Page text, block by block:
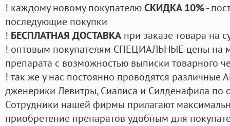
! каждому новому покупателюСКИДКА 10%-
последующие покупки
! БЕСПЛАТНАЯ ДОСТАВКА при заказе товара на
! оптовым покупателям СПЕЦИАЛЬНЫЕ цены на
препарата с возможностью выписки товарного
! так же у нас постоянно проводятся
дженерики Левитры, Сиалиса и Силденафила по
Cотрудники нашей фирмы прилагают
приобретение препаратов удобным для